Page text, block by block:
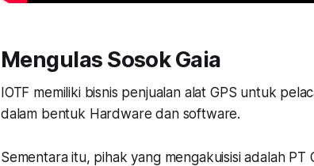
Mengulas Sosok Gaia
IOTF memiliki bisnis penjualan alat GPS untuk
dalam bentuk Hardware dan software.
Sementara itu, pihak yang mengakuisisi adalah